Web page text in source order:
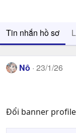
Tin nhắn hồ sơ
Nô 23/1/26
Đổi banner